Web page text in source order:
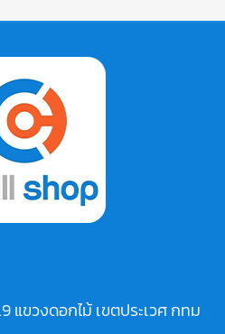
แขวงดอกไม้ เขตประเวศ กทม